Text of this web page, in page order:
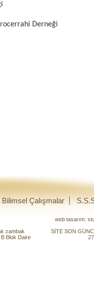
Derneği
Bilimsel Çalışmalar
zambak
Blok Daire
web tasarım:
SİTE SON